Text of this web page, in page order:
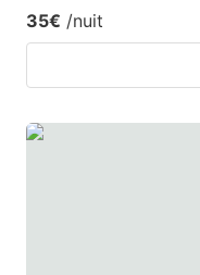
35€ /nuit